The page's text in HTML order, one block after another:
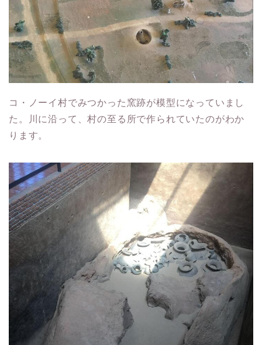
コ・ノーイ村でみつかった窯跡が模型になっていまし
た。川に沿って、村の至る所で作られていたのがわか
ります。